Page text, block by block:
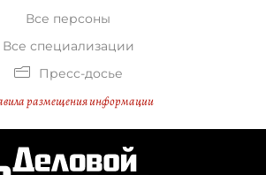
Все персоны
Все специализации
Пресс-досье
размещения информации